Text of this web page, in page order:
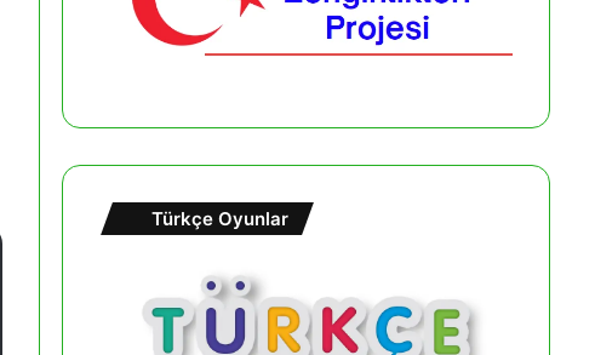
Türkçe Oyunlar